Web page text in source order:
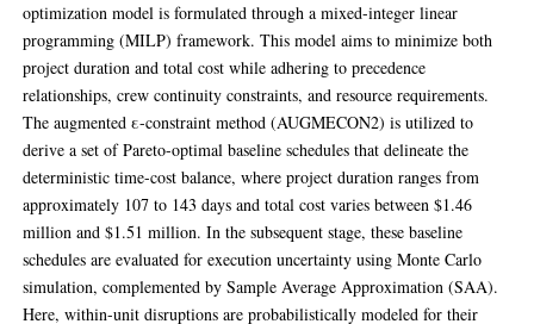
optimization model is formulated through a mixed-integer linear
programming (MILP) framework. This model aims to minimize both
project duration and total cost while adhering to precedence
relationships, crew continuity constraints, and resource requirements.
The augmented ε-constraint method (AUGMECON2) is utilized to
derive a set of Pareto-optimal baseline schedules that delineate the
deterministic time-cost balance, where project duration ranges from
approximately 107 to 143 days and total cost varies between $1.46
million and $1.51 million. In the subsequent stage, these baseline
schedules are evaluated for execution uncertainty using Monte Carlo
simulation, complemented by Sample Average Approximation (SAA).
Here, within-unit disruptions are probabilistically modeled for their